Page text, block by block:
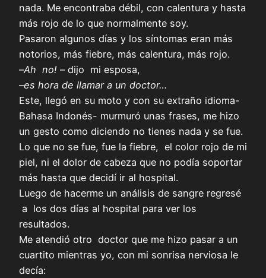
nada. Me encontraba débil, con calentura y hasta
más rojo de lo que normalmente soy.
Pasaron algunos días y los síntomas eran más
notorios, más fiebre, más calentura, más rojo.
–Ah no! – dijo mi esposa,
–es hora de llamar a un doctor…
Este, llegó en su moto y con su extraño idioma-
Bahasa Indonés- murmuró unas frases, me hizo
un gesto como diciendo no tienes nada y se fue.
Lo que no se fue, fue la fiebre, el color rojo de mi
piel, ni el dolor de cabeza que no podía soportar
más hasta que decidí ir al hospital.
Luego de hacerme un análisis de sangre regresé
a los dos días al hospital para ver los
resultados.
Me atendió otro doctor que me hizo pasar a un
cuartito mientras yo, con mi sonrisa nerviosa le
decía: